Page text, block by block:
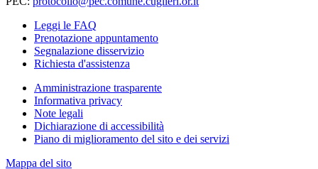
Leggi le FAQ
Prenotazione appuntamento
Segnalazione disservizio
Richiesta d'assistenza
Amministrazione trasparente
Informativa privacy
Note legali
Dichiarazione di accessibilità
Piano di miglioramento del sito e dei servizi
Mappa del sito